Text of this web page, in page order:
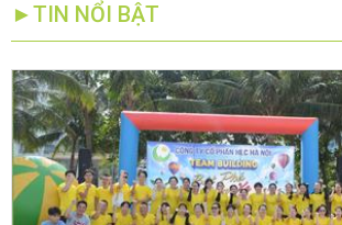
►TIN NỔI BẬT